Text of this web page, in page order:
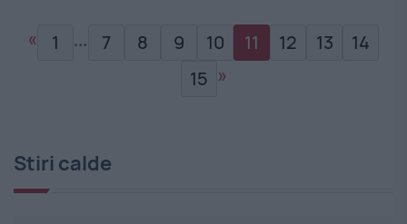
« 1 … 7 8 9 10 11 12 13
14
15 »
Stiri calde